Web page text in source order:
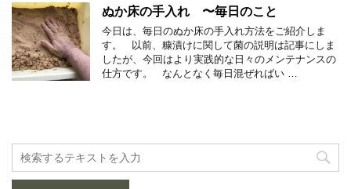
ぬか床の手入れ 〜毎日のこと
今日は、毎日のぬか床の手入れ方法をご紹介しま
す。 以前、糠漬けに関して菌の説明は記事にしま
したが、今回はより実践的な日々のメンテナンスの
仕方です。 なんとなく毎日混ぜればい …